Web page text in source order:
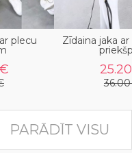
plecu Zīdaina jaka
PARĀDĪT VISU